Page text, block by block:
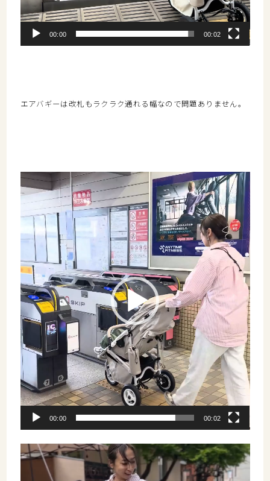
00:00 00:02
エアバギーは改札もラクラク通れる幅なので問題ありません。
動
画
プ
レ
ー
ー
00:00 00:02
動
画